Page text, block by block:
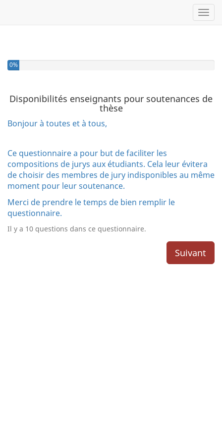
0%
Disponibilités enseignants pour soutenances de
thèse
Bonjour à toutes et à tous,
Ce questionnaire a pour but de faciliter les
compositions de jurys aux étudiants. Cela leur évitera
de choisir des membres de jury indisponibles au même
moment pour leur soutenance.
Merci de prendre le temps de bien remplir le
questionnaire.
Il y a 10 questions dans ce questionnaire.
Suivant